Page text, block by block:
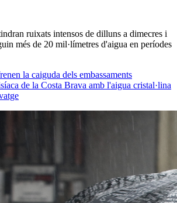
ruixats intensos de dilluns a dimecres i
més de 20 mil·límetres d'aigua en períodes
la caiguda dels embassaments
de la Costa Brava amb l'aigua cristal·lina